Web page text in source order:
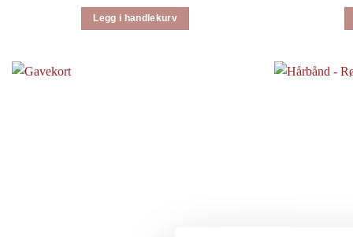
Legg i handlekurv